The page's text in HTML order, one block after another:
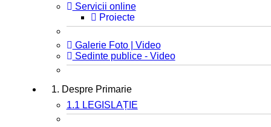
Servicii online
Proiecte
Galerie Foto | Video
Sedinte publice - Video
1. Despre Primarie
1.1 LEGISLAȚIE